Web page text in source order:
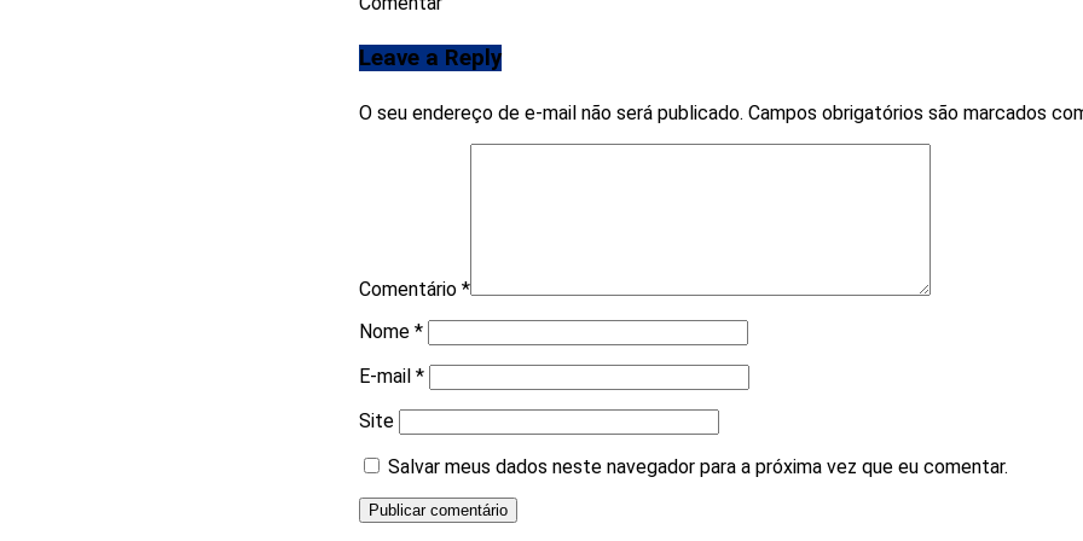
Leave a Reply
O seu endereço de e-mail não será publicado. Campos obrigatórios são marcados
Comentário *
Nome *
E-mail *
Site
Salvar meus dados neste navegador para a próxima vez que eu comentar.